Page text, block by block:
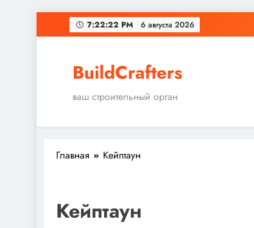
Перейти
к
7:22:22 PM 6 августа 2026
BuildCrafters
ваш строительный орган
Главная Кейптаун
Кейптаун